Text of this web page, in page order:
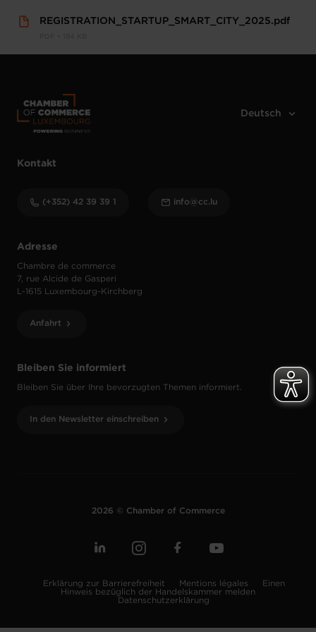
REGISTRATION_STARTUP_SMART_CITY_2025.pdf
Bleiben Sie informiert
Bleiben Sie über Ihre bevorzugten Themen informiert.
In den Newsletter einschreiben
Adresse
Chambre de commerce
7, rue Alcide de Gasperi
L-1615 Luxembourg-Kirchberg
Anfahrt
Kontakt
(+352) 42 39 39 1 info@cc.lu
2026 © Chamber of Commerce
Erklärung zur Barrierefreiheit Mentions légales
Einen
Hinweis bezüglich der Handelskammer melden
Datenschutzerklärung